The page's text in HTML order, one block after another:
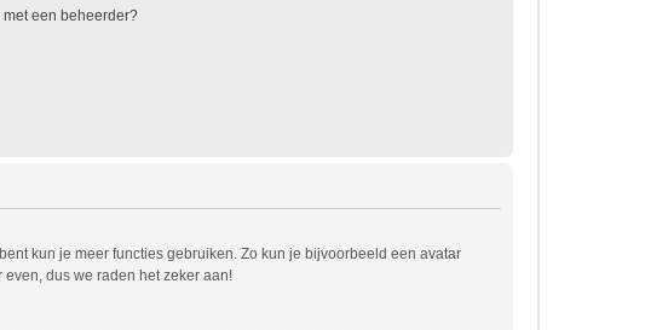
met een beheerder?
kun je meer functies gebruiken. Zo kun je bijvoorbeeld een avatar
dus we raden het zeker aan!